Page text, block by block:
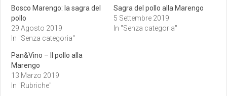
Bosco Marengo: la sagra del
pollo
29 Agosto 2019
In "Senza categoria"
Sagra del pollo alla Marengo
5 Settembre 2019
In "Senza categoria"
Pan&Vino – Il pollo alla
Marengo
13 Marzo 2019
In "Rubriche"